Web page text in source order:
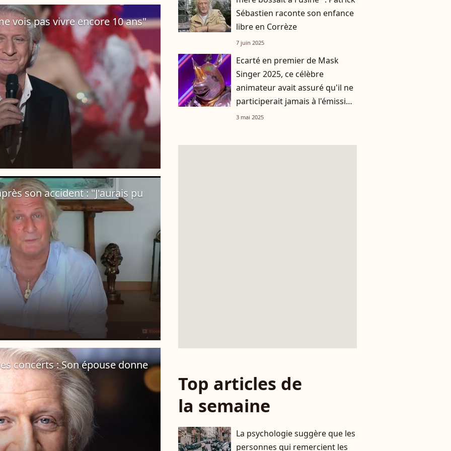
vois pas vivre encore 10 ans"
son accident : "J'aurais pu
concerts : Son épouse donne
Sébastien raconte son enfance
libre en Corrèze
7 juin 2025
Ecarté en premier de Mask
Singer 2025, ce célèbre
animateur avait assuré qu'il ne
participerait jamais à l'émission
: "Quelque soit la somme"
3 mai 2025
Top articles de
la semaine
La psychologie suggère que les
personnes qui remercient les